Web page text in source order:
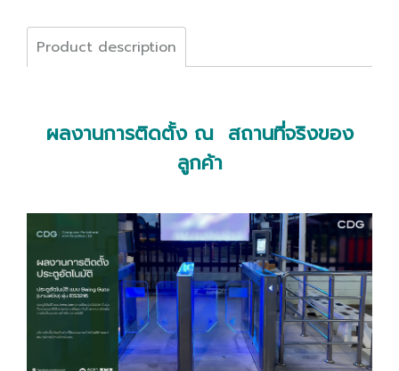
Product description
ผลงานการติดตั้ง ณ สถานที่จริงของ
ลูกค้า